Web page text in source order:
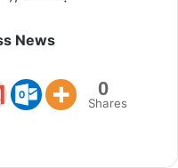
News
0
Shares